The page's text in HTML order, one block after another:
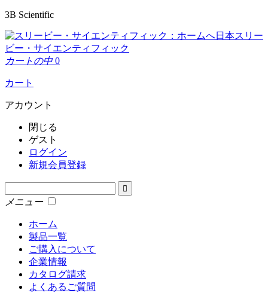
3B Scientific
日本スリー
ビー・サイエンティフィック
カートの中 0
カート
アカウント
閉じる
ゲスト
ログイン
新規会員登録
メニュー
ホーム
製品一覧
ご購入について
企業情報
カタログ請求
よくあるご質問